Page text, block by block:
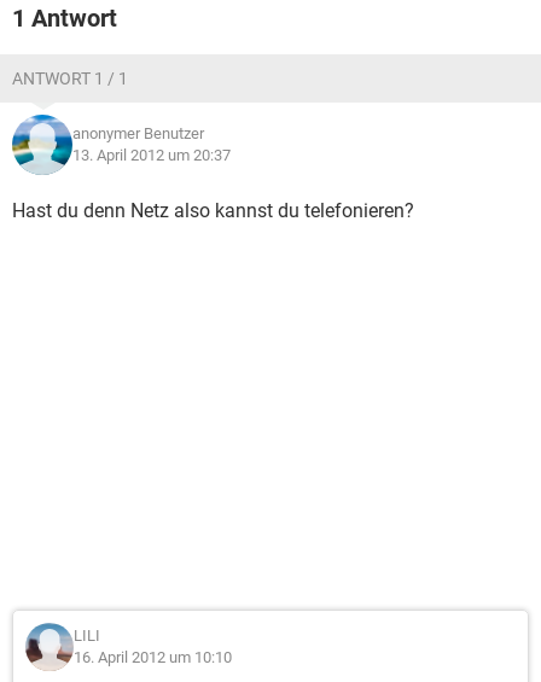
1 Antwort
ANTWORT 1 / 1
anonymer Benutzer
13. April 2012 um 20:37
Hast du denn Netz also kannst du telefonieren?
LILI
16. April 2012 um 10:10